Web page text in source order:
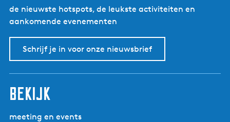
h
e
e
w
e
de nieuwste hotspots, de leukste activiteiten en
aankomende evenementen
Schrijf je in voor onze nieuwsbrief
bekijk
meeting en events